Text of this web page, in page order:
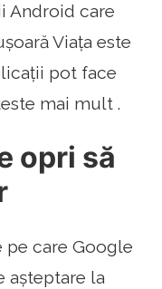
Android care
Viața este
pot face
mai mult .
opri să
pe care Google
așteptare la